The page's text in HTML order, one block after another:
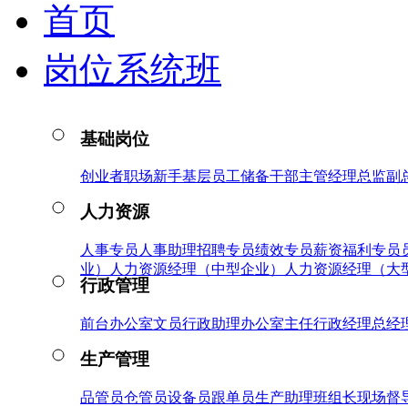
首页
岗位系统班
基础岗位
创业者职场新手基层员工储备干部主管经理总监副
人力资源
人事专员 人事助理招聘专员绩效专员薪资福利专员
业）
人力资源经理（中型企业） 人力资源经理（大
行政管理
前台办公室文员行政助理办公室主任行政经理总经
生产管理
品管员仓管员设备员跟单员生产助理班组长现场督